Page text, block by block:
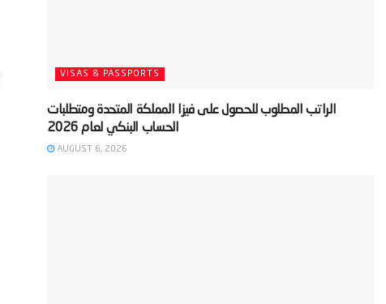
VISAS & PASSPORTS
‫الراتب المطلوب للحصول على فيزا المملكة المتحدة ومتطلبات
AUGUST 6, 2026